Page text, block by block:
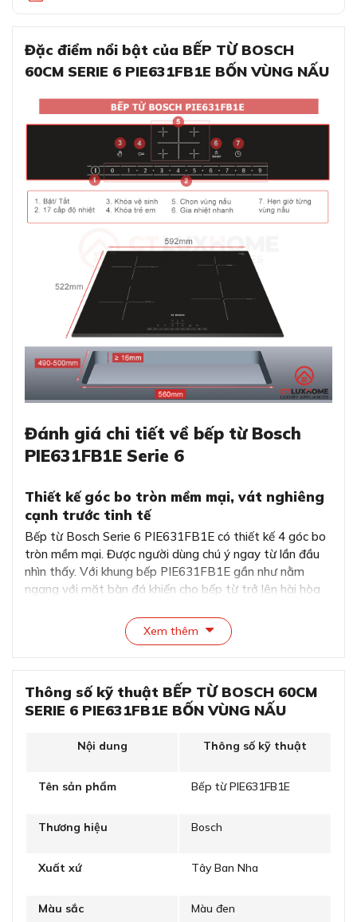
Đặc điểm nổi bật của BẾP TỪ BOSCH
60CM SERIE 6 PIE631FB1E BỐN VÙNG NẤU
Đánh giá chi tiết về bếp từ Bosch
PIE631FB1E Serie 6
Thiết kế góc bo tròn mềm mại, vát nghiêng
cạnh trước tinh tế
Bếp từ Bosch Serie 6 PIE631FB1E có thiết kế 4 góc bo
tròn mềm mại. Được người dùng chú ý ngay từ lần đầu
nhìn thấy. Với khung bếp PIE631FB1E gần như nằm
ngang với mặt bàn đá khiến cho bếp từ trở lên hài hòa
Bếp từ Bosch serie 6 PIE631FB1E thiết kế tinh tế, sang
Cạnh trước của bếp từ Bosch PIE631FB1E 4 vùng nấu
thanh lịch và sang trọng hơn. Đặc biệt đây là một ưu
Xem thêm
Thông số kỹ thuật BẾP TỪ BOSCH 60CM
SERIE 6 PIE631FB1E BỐN VÙNG NẤU
Nội dung Thông số kỹ thuật
Tên sản phẩm Bếp từ PIE631FB1E
Thương hiệu Bosch
Xuất xứ Tây Ban Nha
Màu sắc Màu đen